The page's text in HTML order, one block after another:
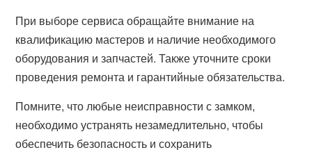
При выборе сервиса обращайте внимание на
квалификацию мастеров и наличие необходимого
оборудования и запчастей. Также уточните сроки
проведения ремонта и гарантийные обязательства.
Помните, что любые неисправности с замком,
необходимо устранять незамедлительно, чтобы
обеспечить безопасность и сохранить